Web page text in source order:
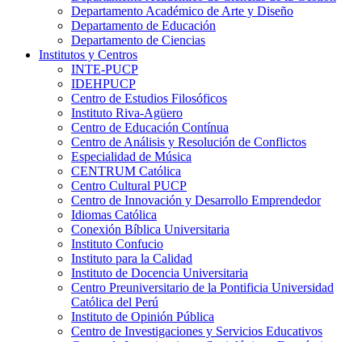
Departamento Académico de Arte y Diseño
Departamento de Educación
Departamento de Ciencias
Institutos y Centros
INTE-PUCP
IDEHPUCP
Centro de Estudios Filosóficos
Instituto Riva-Agüero
Centro de Educación Contínua
Centro de Análisis y Resolución de Conflictos
Especialidad de Música
CENTRUM Católica
Centro Cultural PUCP
Centro de Innovación y Desarrollo Emprendedor
Idiomas Católica
Conexión Bíblica Universitaria
Instituto Confucio
Instituto para la Calidad
Instituto de Docencia Universitaria
Centro Preuniversitario de la Pontificia Universidad
Católica del Perú
Instituto de Opinión Pública
Centro de Investigaciones y Servicios Educativos